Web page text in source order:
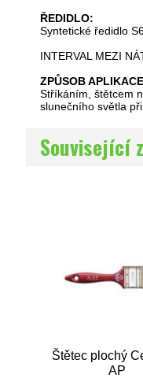
ŘEDIDLO:
Syntetické ředidlo
INTERVAL MEZI
ZPŮSOB
Stříkáním, štětcem
slunečního světla
Související
Štětec plochý
AP